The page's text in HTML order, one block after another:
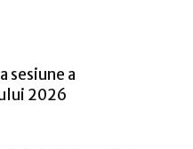
sesiune a
2026